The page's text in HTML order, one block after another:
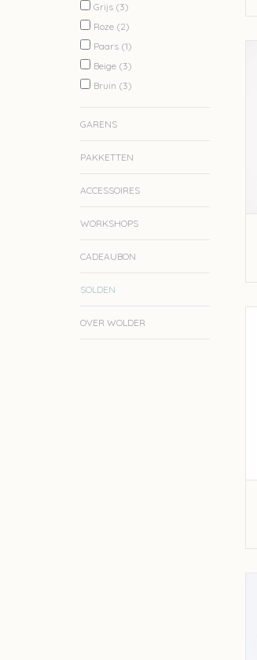
Grijs (3)
Roze (2)
Paars (1)
Beige (3)
Bruin (3)
GARENS
PAKKETTEN
ACCESSOIRES
WORKSHOPS
CADEAUBON
SOLDEN
OVER WOLDER